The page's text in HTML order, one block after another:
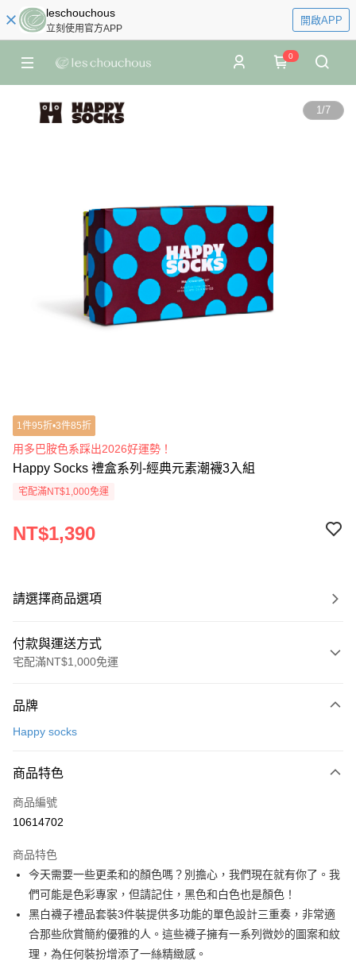
leschouchous
立刻使用官方APP
開啟APP
0
1/7
1件95折•3件85折
用多巴胺色系踩出2026好運勢！
Happy Socks 禮盒系列-經典元素潮襪3入組
宅配滿NT$1,000免運
NT$1,390
請選擇商品選項
付款與運送方式
宅配滿NT$1,000免運
信用卡一次付款
Apple Pay
ATM付款
新航貨運
每筆NT$150，滿NT$1,000(含以上)免運費
新航貨運-外島(每件)
每筆NT$450
品牌
Happy socks
商品特色
商品編號
10614702
商品特色
今天需要一些更柔和的顏色嗎？別擔心，我們現在就有你了。我
們可能是色彩專家，但請記住，黑色和白色也是顏色！
黑白襪子禮品套裝3件裝提供多功能的單色設計三重奏，非常適
合那些欣賞簡約優雅的人。這些襪子擁有一系列微妙的圖案和紋
理，為任何裝扮增添了一絲精緻感。